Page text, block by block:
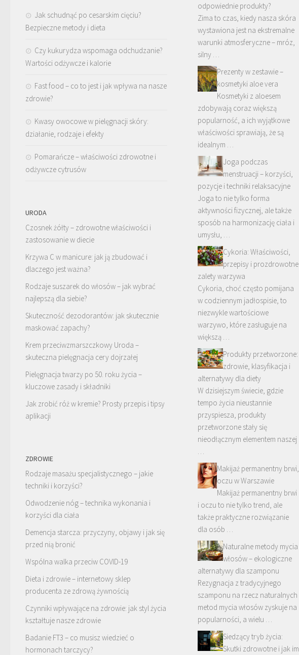
Jak schudnąć po cesarskim cięciu?
Bezpieczne metody i dieta
Czy kukurydza wspomaga odchudzanie?
Wartości odżywcze i kalorie
Fast food – co to jest i jak wpływa na nasze
zdrowie?
Kwasy owocowe w pielęgnacji skóry:
działanie, rodzaje i efekty
Pomarańcze – właściwości zdrowotne i
odżywcze cytrusów
URODA
Czosnek żółty – zdrowotne właściwości i
zastosowanie w diecie
Krzywa C w manicure: jak ją zbudować i
dlaczego jest ważna?
Rodzaje suszarek do włosów – jak wybrać
najlepszą dla siebie?
Skuteczność dezodorantów: jak skutecznie
maskować zapachy?
Krem przeciwzmarszczkowy Uroda –
skuteczna pielęgnacja cery dojrzałej
Pielęgnacja twarzy po 50. roku życia –
kluczowe zasady i składniki
Jak zrobić róż w kremie? Prosty przepis i tipsy
aplikacji
ZDROWIE
Rodzaje masażu specjalistycznego – jakie
techniki i korzyści?
Odwodzenie nóg – technika wykonania i
korzyści dla ciała
Demencja starcza: przyczyny, objawy i jak się
przed nią bronić
Wspólna walka przeciw COVID-19
Dieta i zdrowie – internetowy sklep
producenta ze zdrową żywnością
Czynniki wpływające na zdrowie: jak styl życia
kształtuje nasze zdrowie
Badanie FT3 – co musisz wiedzieć o
hormonach tarczycy?
odpowiednie produkty?
Zima to czas, kiedy nasza skóra
wystawiona jest na ekstremalne
warunki atmosferyczne – mróz,
silny …
Prezenty w zestawie –
kosmetyki aloe vera
Kosmetyki z aloesem
zdobywają coraz większą
popularność, a ich wyjątkowe
właściwości sprawiają, że są
idealnym …
Joga podczas
menstruacji – korzyści,
pozycje i techniki relaksacyjne
Joga to nie tylko forma
aktywności fizycznej, ale także
sposób na harmonizację ciała i
umysłu, …
Cykoria: Właściwości,
przepisy i prozdrowotne
zalety warzywa
Cykoria, choć często pomijana
w codziennym jadłospisie, to
niezwykle wartościowe
warzywo, które zasługuje na
większą …
Produkty przetworzone:
zdrowie, klasyfikacja i
alternatywy dla diety
W dzisiejszym świecie, gdzie
tempo życia nieustannie
przyspiesza, produkty
przetworzone stały się
nieodłącznym elementem naszej
…
Makijaż permanentny brwi,
oczu w Warszawie
Makijaż permanentny brwi
i oczu to nie tylko trend, ale
także praktyczne rozwiązanie
dla osób …
Naturalne metody mycia
włosów – ekologiczne
alternatywy dla szamponu
Rezygnacja z tradycyjnego
szamponu na rzecz naturalnych
metod mycia włosów zyskuje na
popularności, a wielu …
Siedzący tryb życia:
Skutki zdrowotne i jak im